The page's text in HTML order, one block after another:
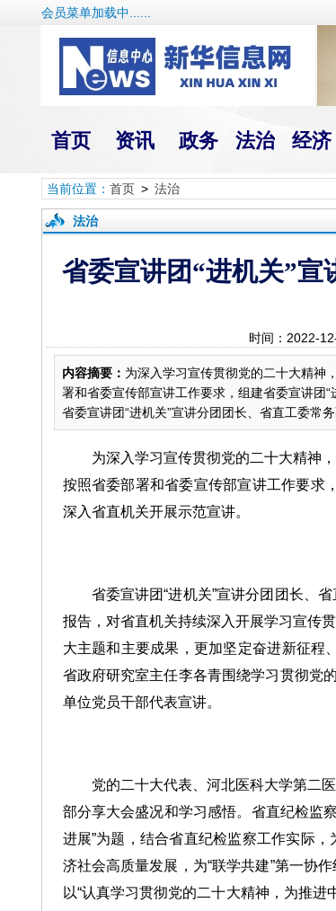
会员菜单加载中......
首页 资讯 政务 法治 经济
当前位置： 首页> 法治
法治
省委宣讲团“进机关”宣
时间：2022-
内容摘要： 为深入学习宣传贯彻党的二十大精神
署和省委宣传部宣讲工作要求，组建省委宣讲团“
省委宣讲团“进机关”宣讲分团团长、省直工委常
为深入学习宣传贯彻党的二十大精神
按照省委部署和省委宣传部宣讲工作要求
深入省直机关开展示范宣讲。
省委宣讲团“进机关”宣讲分团团长、
报告，对省直机关持续深入开展学习宣传
大主题和主要成果，更加坚定奋进新征程
省政府研究室主任李各青围绕学习贯彻党
单位党员干部代表宣讲。
党的二十大代表、河北医科大学第二
部分享大会盛况和学习感悟。省直纪检监
进展”为题，结合省直纪检监察工作实际
济社会高质量发展，为“联学共建”第一协
以“认真学习贯彻党的二十大精神，为推